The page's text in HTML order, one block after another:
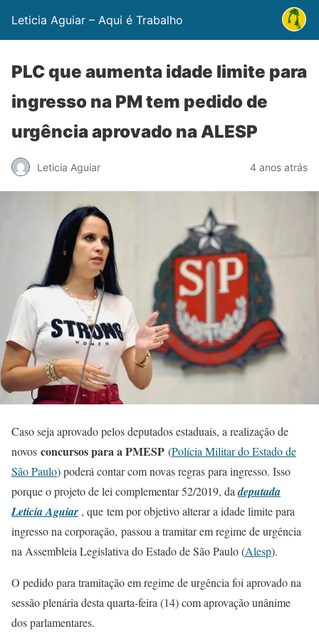
Leticia Aguiar – Aqui é Trabalho
PLC que aumenta idade limite para
ingresso na PM tem pedido de
urgência aprovado na ALESP
Leticia Aguiar 4 anos atrás
Caso seja aprovado pelos deputados estaduais, a realização de
novos concursos para a PMESP (Polícia Militar do Estado de
São Paulo) poderá contar com novas regras para ingresso. Isso
porque o projeto de lei complementar 52/2019, dadeputada
Leticia Aguiar , que tem por objetivo alterar a idade limite para
ingresso na corporação, passou a tramitar em regime de urgência
na Assembleia Legislativa do Estado de São Paulo (Alesp).
O pedido para tramitação em regime de urgência foi aprovado na
sessão plenária desta quarta-feira (14) com aprovação unânime
dos parlamentares.